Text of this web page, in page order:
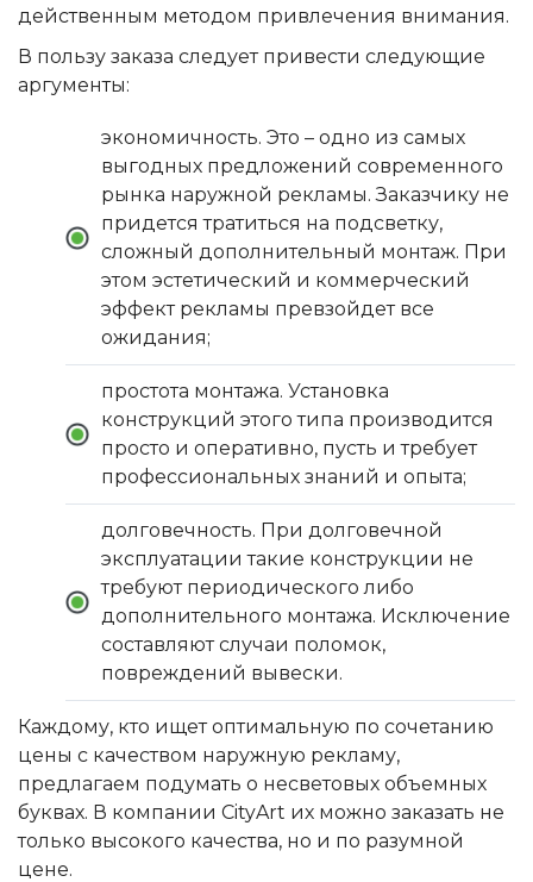
действенным методом привлечения внимания.
В пользу заказа следует привести следующие
аргументы:
экономичность. Это – одно из самых
выгодных предложений современного
рынка наружной рекламы. Заказчику не
придется тратиться на подсветку,
сложный дополнительный монтаж. При
этом эстетический и коммерческий
эффект рекламы превзойдет все
ожидания;
простота монтажа. Установка
конструкций этого типа производится
просто и оперативно, пусть и требует
профессиональных знаний и опыта;
долговечность. При долговечной
эксплуатации такие конструкции не
требуют периодического либо
дополнительного монтажа. Исключение
составляют случаи поломок,
повреждений вывески.
Каждому, кто ищет оптимальную по сочетанию
цены с качеством наружную рекламу,
предлагаем подумать о несветовых объемных
буквах. В компании CityArt их можно заказать не
только высокого качества, но и по разумной
цене.